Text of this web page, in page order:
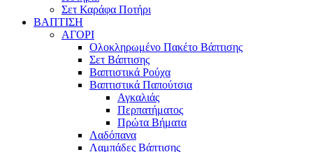
Σετ Καράφα Ποτήρι
ΒΑΠΤΙΣΗ
ΑΓΟΡΙ
Ολοκληρωμένο Πακέτο Βάπτισης
Σετ Βάπτισης
Βαπτιστικά Ρούχα
Βαπτιστικά Παπούτσια
Αγκαλιάς
Περπατήματος
Πρώτα Βήματα
Λαδόπανα
Λαμπάδες Βάπτισης